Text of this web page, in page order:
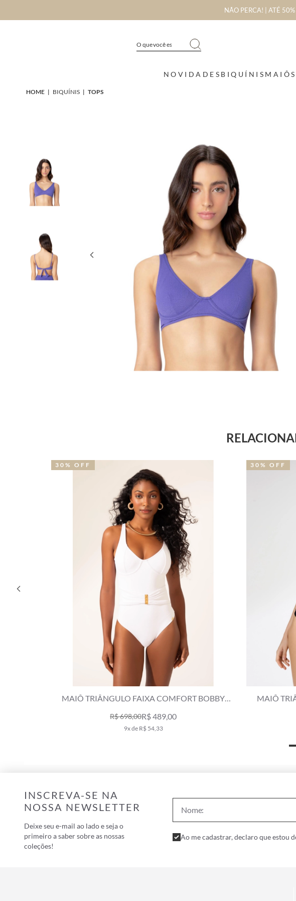
NÃO PERCA! | ATÉ
NOVIDADES BIQUÍNIS MAIÔS
HOME | BIQUÍNIS | TOPS
MAIÔ TRIÂNGULO FAIXA COMFORT BOBBY
R$ 698,00R$ 489,00
9x de R$ 54,33
30% OFF
MAIÔ
30% OFF
INSCREVA-SE NA
NOSSA NEWSLETTER
Deixe seu e-mail ao lado e seja o
primeiro a saber sobre as nossas
coleções!
Ao me cadastrar, declaro que estou